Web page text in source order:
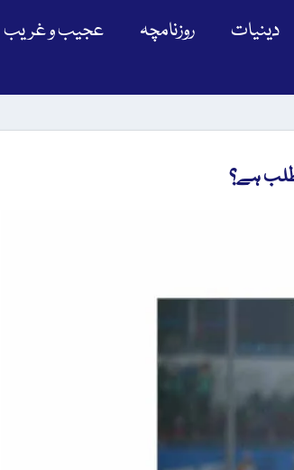
دینیات روزنامچہ عجیب و غریب
ہے؟